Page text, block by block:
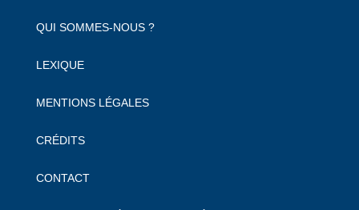
QUI SOMMES-NOUS ?
LEXIQUE
MENTIONS LÉGALES
CRÉDITS
CONTACT